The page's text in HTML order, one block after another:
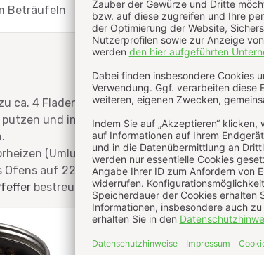
Beträufeln
ca. 4 Fladen ausrollen, je auf ein Backpapier
und in Scheiben schneiden. Peperoni
(Umluft nicht geeignet). Crème fraîche
Ofens auf 220° C runterregeln und den
bestreuen, nach Belieben etwas Olivenöl